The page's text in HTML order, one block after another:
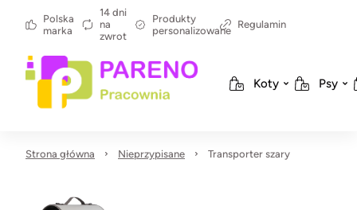
Polska
marka
14 dni
na
zwrot
Produkty
personalizowane Regulamin
Koty Psy
Strona główna Nieprzypisane Transporter szary